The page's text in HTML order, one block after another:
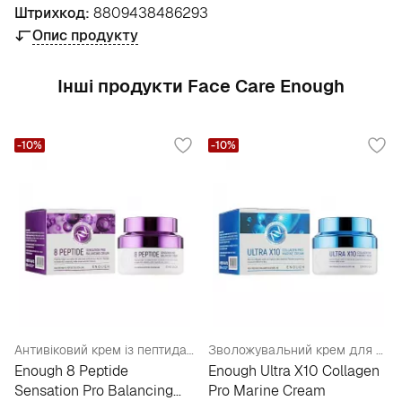
Штрихкод: 8809438486293
Опис продукту
Інші продукти Face Care Enough
Антивіковий крем із пептидами
Enough 8 Peptide
Sensation Pro Balancing
-10%
Зволожувальний крем для обличчя з колагеном
Enough Ultra X10 Collagen
Pro Marine Cream
-10%